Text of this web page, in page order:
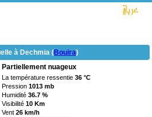
à Dechmia (Bouira)
Partiellement nuageux
La température ressentie36 °C
Pression1013 mb
Humidité36.7 %
Visibilité10 Km
Vent26 km/h